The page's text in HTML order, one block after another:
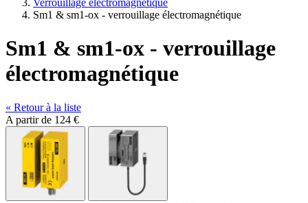
Verrouillage électromagnétique
Sm1 & sm1-ox - verrouillage électromagnétique
Sm1 & sm1-ox - verrouillage
électromagnétique
« Retour à la liste
A partir de 124 €